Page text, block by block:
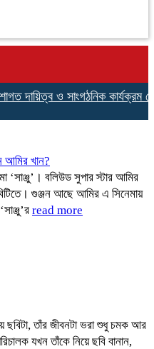
দায়িত্ব ও সাংগঠনিক কার্যক্রম
আমির খান?
‘সাঞ্জু’। বলিউড সুপার স্টার আমির
গুঞ্জন আছে আমির এ সিনেমায়
read more
ছবিটা, তাঁর জীবনটা ভরা শুধু চমক আর
যখন তাঁকে নিয়ে ছবি বানান,